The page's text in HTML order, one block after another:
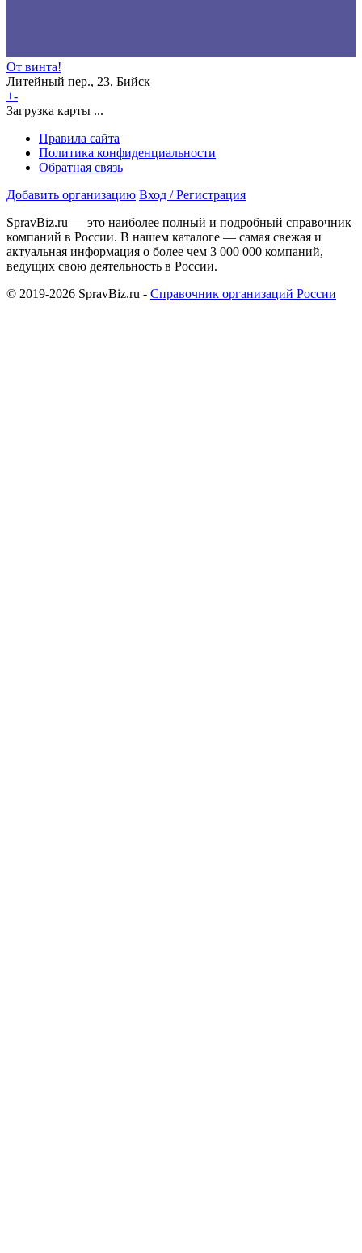
От винта!
Литейный пер., 23, Бийск
+-
Загрузка карты ...
Правила сайта
Политика конфиденциальности
Обратная связь
Добавить организацию Вход / Регистрация
SpravBiz.ru — это наиболее полный и подробный справочник
компаний в России. В нашем каталоге — самая свежая и
актуальная информация о более чем 3 000 000 компаний,
ведущих свою деятельность в России.
© 2019-2026 SpravBiz.ru - Справочник организаций России